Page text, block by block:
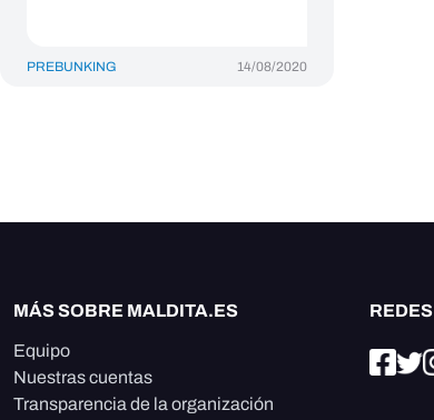
PREBUNKING 14/08/2020
MÁS SOBRE MALDITA.ES
Equipo
Nuestras cuentas
Transparencia de la organización
REDES